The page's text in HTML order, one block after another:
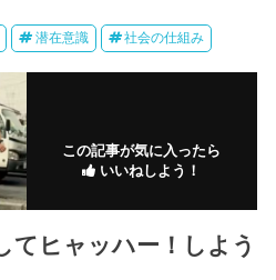
潜在意識 社会の仕組み
この記事が気に入ったら
いいねしよう！
てヒャッハー！しよう